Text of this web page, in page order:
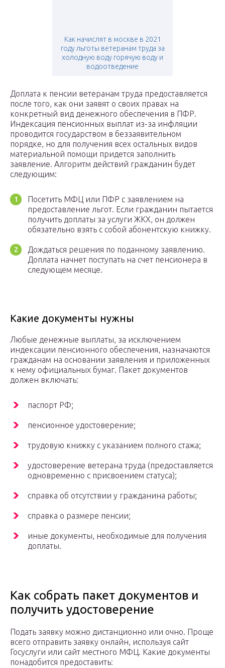
Как начислят в москве в 2021
году льготы ветеранам труда за
холодную воду горячую воду и
водоотведение
Доплата к пенсии ветеранам труда предоставляется
после того, как они заявят о своих правах на
конкретный вид денежного обеспечения в ПФР.
Индексация пенсионных выплат из-за инфляции
проводится государством в беззаявительном
порядке, но для получения всех остальных видов
материальной помощи придется заполнить
заявление. Алгоритм действий гражданин будет
следующим:
Посетить МФЦ или ПФР с заявлением на
предоставление льгот. Если гражданин пытается
получить доплаты за услуги ЖКХ, он должен
обязательно взять с собой абонентскую книжку.
Дождаться решения по поданному заявлению.
Доплата начнет поступать на счет пенсионера в
следующем месяце.
Какие документы нужны
Любые денежные выплаты, за исключением
индексации пенсионного обеспечения, назначаются
гражданам на основании заявления и приложенных
к нему официальных бумаг. Пакет документов
должен включать:
паспорт РФ;
пенсионное удостоверение;
трудовую книжку с указанием полного стажа;
удостоверение ветерана труда (предоставляется
одновременно с присвоением статуса);
справка об отсутствии у гражданина работы;
справка о размере пенсии;
иные документы, необходимые для получения
доплаты.
Как собрать пакет документов и
получить удостоверение
Подать заявку можно дистанционно или очно. Проще
всего отправить заявку онлайн, используя сайт
Госуслуги или сайт местного МФЦ. Какие документы
понадобится предоставить: